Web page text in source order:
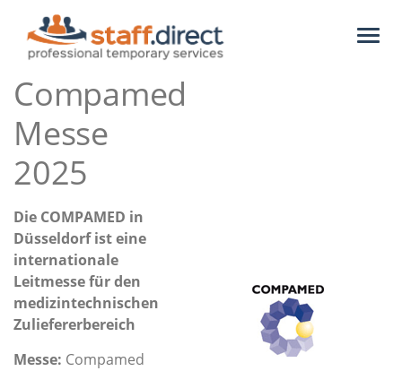
Toggle
Compamed
Messe
2025
Die COMPAMED in
Düsseldorf ist eine
internationale
Leitmesse für den
medizintechnischen
Zuliefererbereich
Messe: Compamed